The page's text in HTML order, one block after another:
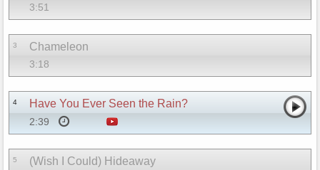
3:51
3 Chameleon
3:18
4 Have You Ever Seen the Rain?
2:39
5 (Wish I Could) Hideaway